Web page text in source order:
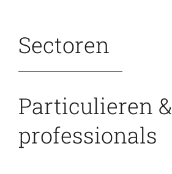
Sectoren
Particulieren &
professionals